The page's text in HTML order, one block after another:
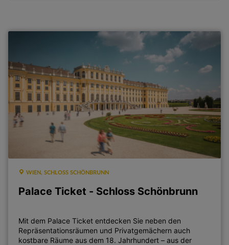
WIEN, SCHLOSS SCHÖNBRUNN
Palace Ticket - Schloss Schönbrunn
Mit dem Palace Ticket entdecken Sie neben den
Repräsentationsräumen und Privatgemächern auch
kostbare Räume aus dem 18. Jahrhundert – aus der